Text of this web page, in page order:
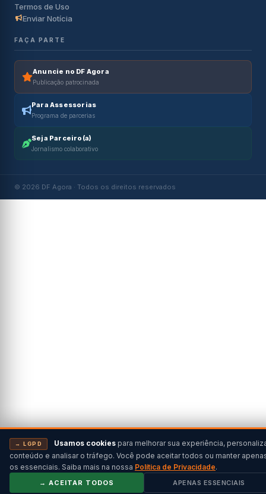
Termos de Uso
Enviar Notícia
FAÇA PARTE
Anuncie no DF Agora
Publicação patrocinada
Para Assessorias
Programa de parcerias
Seja Parceiro(a)
Jornalismo colaborativo
© 2026 DF Agora · Todos os direitos reservados
→ LGPD Usamos cookies para melhorar sua experiência,
conteúdo e analisar o tráfego. Você pode aceitar todos ou manter
os essenciais. Saiba mais na nossa Política de Privacidade.
→ ACEITAR TODOS APENAS ESSENCIAIS